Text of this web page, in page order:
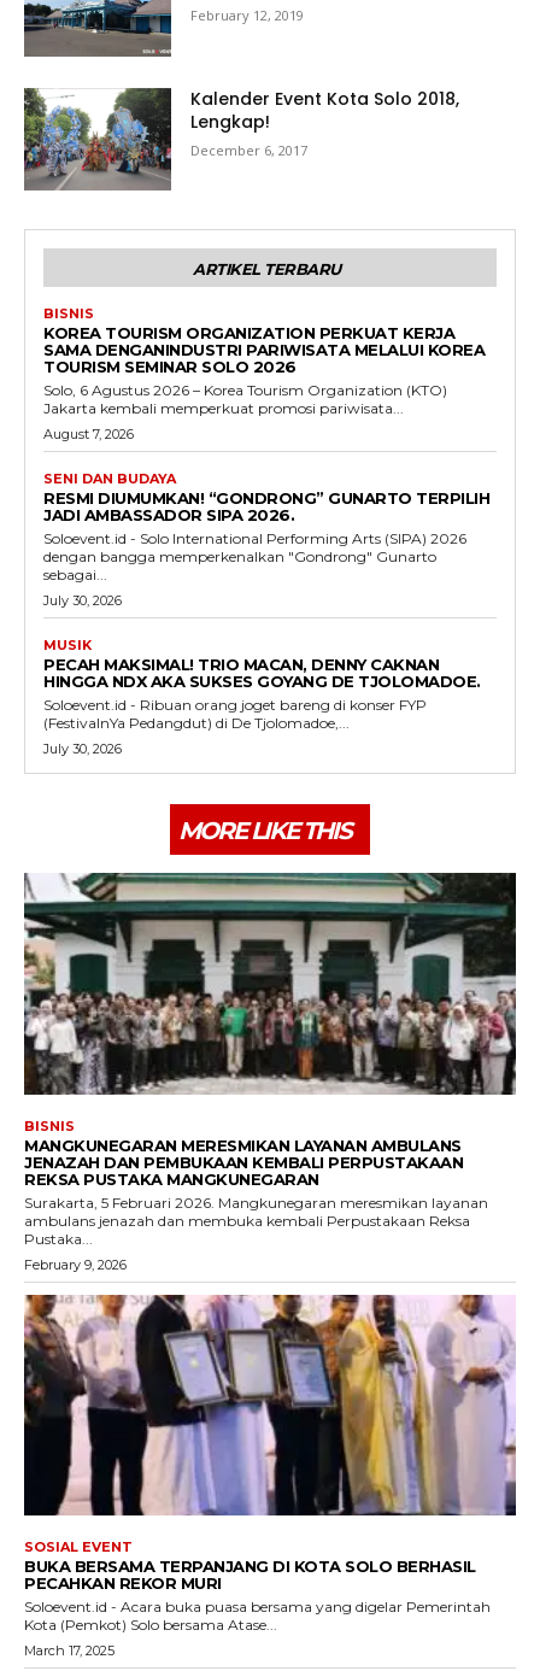
February 12, 2019
Kalender Event Kota Solo 2018,
Lengkap!
December 6, 2017
ARTIKEL TERBARU
BISNIS
KOREA TOURISM ORGANIZATION PERKUAT KERJA
SAMA DENGANINDUSTRI PARIWISATA MELALUI KOREA
TOURISM SEMINAR SOLO 2026
Solo, 6 Agustus 2026 – Korea Tourism Organization (KTO)
Jakarta kembali memperkuat promosi pariwisata...
August 7, 2026
SENI DAN BUDAYA
RESMI DIUMUMKAN! “GONDRONG” GUNARTO TERPILIH
JADI AMBASSADOR SIPA 2026.
Soloevent.id - Solo International Performing Arts (SIPA) 2026
dengan bangga memperkenalkan "Gondrong" Gunarto
sebagai...
July 30, 2026
MUSIK
PECAH MAKSIMAL! TRIO MACAN, DENNY CAKNAN
HINGGA NDX AKA SUKSES GOYANG DE TJOLOMADOE.
Soloevent.id - Ribuan orang joget bareng di konser FYP
(FestivalnYa Pedangdut) di De Tjolomadoe,...
July 30, 2026
MORE LIKE THIS
BISNIS
MANGKUNEGARAN MERESMIKAN LAYANAN AMBULANS
JENAZAH DAN PEMBUKAAN KEMBALI PERPUSTAKAAN
REKSA PUSTAKA MANGKUNEGARAN
Surakarta, 5 Februari 2026. Mangkunegaran meresmikan layanan
ambulans jenazah dan membuka kembali Perpustakaan Reksa
Pustaka...
February 9, 2026
SOSIAL EVENT
BUKA BERSAMA TERPANJANG DI KOTA SOLO BERHASIL
PECAHKAN REKOR MURI
Soloevent.id - Acara buka puasa bersama yang digelar Pemerintah
Kota (Pemkot) Solo bersama Atase...
March 17, 2025